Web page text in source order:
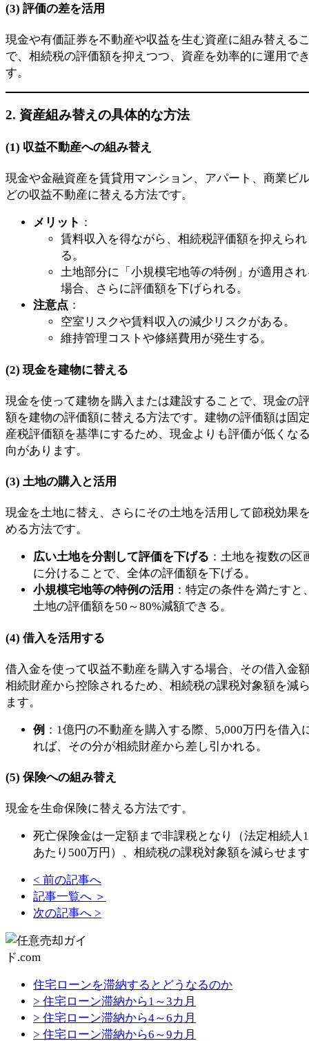
(3) 評価の差を活用
現金や有価証券を不動産や収益を生む資産に組み替える
で、相続税の評価額を抑えつつ、資産を効率的に運用で
す。
2. 資産組み替えの具体的な方法
(1) 収益不動産への組み替え
現金や金融資産を賃貸用マンション、アパート、商業ビ
どの収益不動産に替える方法です。
メリット ：
賃料収入を得ながら、相続税評価額を抑えられ
る。
土地部分に「小規模宅地等の特例」が適用さ
場合、さらに評価額を下げられる。
注意点 ：
空室リスクや賃料収入の減少リスクがある。
維持管理コストや修繕費用が発生する。
(2) 現金を建物に替える
現金を使って建物を購入または建設することで、現金の
額を建物の評価額に替える方法です。建物の評価額は固
産税評価額を基準にするため、現金よりも評価が低くな
向があります。
(3) 土地の購入と活用
現金を土地に替え、さらにその土地を活用して節税効果
める方法です。
広い土地を分割して評価を下げる ：土地を複数の区
に分けることで、全体の評価額を下げる。
小規模宅地等の特例の活用 ：特定の条件を満たすと
土地の評価額を50～80%減額できる。
(4) 借入を活用する
借入金を使って収益不動産を購入する場合、その借入金
相続財産から控除されるため、相続税の課税対象額を減
ます。
例 ：1億円の不動産を購入する際、5,000万円を借入
れば、その分が相続財産から差し引かれる。
(5) 保険への組み替え
現金を生命保険に替える方法です。
死亡保険金は一定額まで非課税となり（法定相続人
あたり500万円）、相続税の課税対象額を減らせま
< 前の記事へ
記事一覧へ ＞
次の記事へ >
住宅ローンを滞納するとどうなるのか
> 住宅ローン滞納から1～3カ月
> 住宅ローン滞納から4～6カ月
> 住宅ローン滞納から6～9カ月